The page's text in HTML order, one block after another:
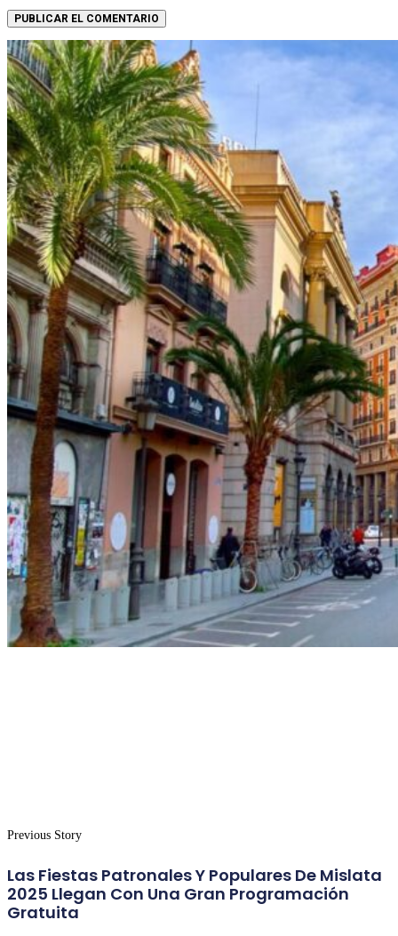
Previous Story
Las Fiestas Patronales Y Populares De Mislata
2025 Llegan Con Una Gran Programación
Gratuita